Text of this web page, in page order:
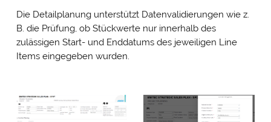
Die Detailplanung unterstützt Datenvalidierungen wie z.
B. die Prüfung, ob Stückwerte nur innerhalb des
zulässigen Start- und Enddatums des jeweiligen Line
Items eingegeben wurden.